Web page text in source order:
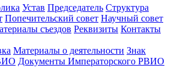
Устав Председатель Структура
Попечительский совет Научный совет
съездов Реквизиты Контакты
Материалы о деятельности Знак
Документы Императорского РВИО